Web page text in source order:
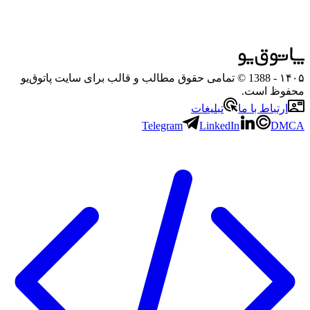
۱۴۰۵
- 1388 © تمامی حقوق مطالب و قالب برای سایت پاتوق‌یو
محفوظ است.
ارتباط با ما
تبلیغات
Telegram
LinkedIn DMCA